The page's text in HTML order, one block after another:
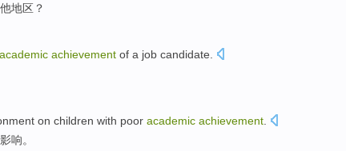
地区？
academic achievement of a job candidate.
on children with poor academic achievement
影响。